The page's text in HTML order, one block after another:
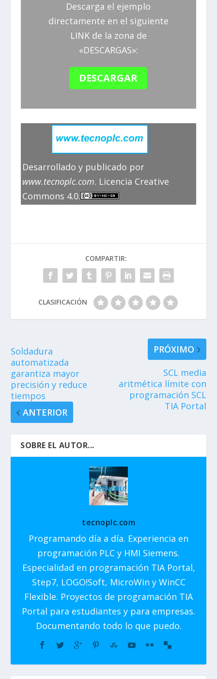
Descarga el ejemplo
directamente en el siguiente
LINK de la zona de
«DESCARGAS»:
DESCARGAR
Desarrollado y publicado por
www.tecnoplc.com. Licencia Creative
Commons 4.0.
COMPARTIR:
CLASIFICACIÓN
Soldadura
automatizada
garantiza mayor
precisión y reduce
tiempos
ANTERIOR
PRÓXIMO
SCL media
aritmética límite con
programación SCL
TIA Portal
SOBRE EL AUTOR...
tecnoplc.com
Programando día a día. Experiencia en
programación PLC y HMI Siemens.
Especialidad en programación TIA Portal,
Step7, LOGO!Soft, MicroWin y WinCC
Flexible. Proyectos de programación TIA
Portal para estudiantes y para empresas.
Documentando todo lo que puedo.